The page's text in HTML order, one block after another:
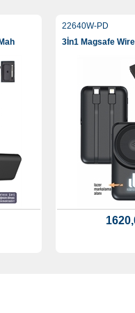
22640W-PD